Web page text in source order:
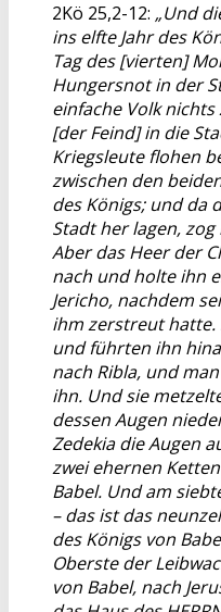
2Kö 25,2-12: „Und
ins elfte Jahr des
Tag des [vierten]
Hungersnot in der
einfache Volk
[der Feind] in die
Kriegsleute flohen
zwischen den
des Königs; und da
Stadt her lagen,
Aber das Heer der
nach und holte ihn
Jericho, nachdem
ihm zerstreut hatte.
und führten ihn
nach Ribla, und
ihn. Und sie
dessen Augen
Zedekia die Augen
zwei ehernen
Babel. Und am
– das ist das
des Königs von
Oberste der
von Babel, nach